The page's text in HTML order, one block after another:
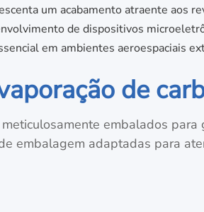
um acabamento atraente aos
de dispositivos
em ambientes aeroespaciais
de
meticulosamente embalados
embalagem adaptadas para